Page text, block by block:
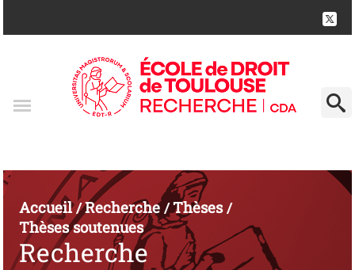
Accueil/Recherche/Thèses/
Thèses soutenues
Recherche